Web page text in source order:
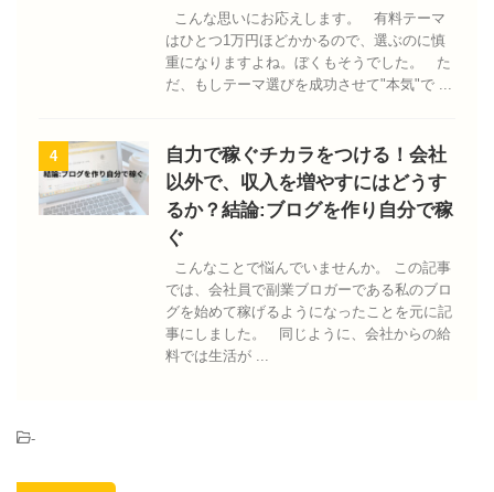
こんな思いにお応えします。 有料テーマ
はひとつ1万円ほどかかるので、選ぶのに慎
重になりますよね。ぼくもそうでした。 た
だ、もしテーマ選びを成功させて"本気"で ...
4
自力で稼ぐチカラをつける！会社
以外で、収入を増やすにはどうす
るか？結論:ブログを作り自分で稼
ぐ
こんなことで悩んでいませんか。 この記事
では、会社員で副業ブロガーである私のブロ
グを始めて稼げるようになったことを元に記
事にしました。 同じように、会社からの給
料では生活が ...
-